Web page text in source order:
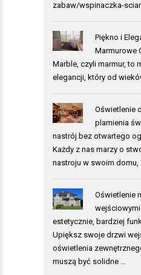
zabaw/wspinaczka-
Piękno i
Marmurowe
Marble, czyli marmur, to
elegancji, który od
Oświetlenie
plamienia
nastrój bez otwartego
Każdy z nas marzy o
nastroju w swoim domu,
Oświetlenie
estetycznie, bardziej
Upiększ swoje drzwi
oświetlenia
muszą być solidne …